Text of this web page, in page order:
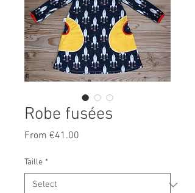
Robe fusées
From €41.00
Taille *